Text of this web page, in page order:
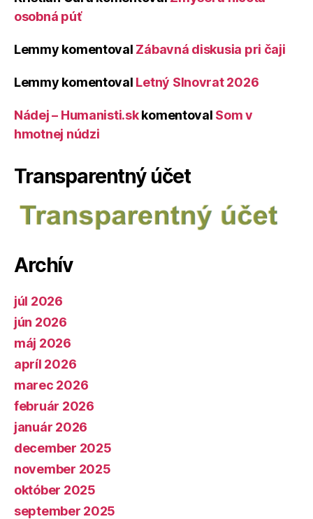
osobná púť
Lemmy komentoval Zábavná diskusia pri čaji
Lemmy komentoval Letný Slnovrat 2026
Nádej – Humanisti.skkomentoval Som v
hmotnej núdzi
Transparentný účet
Archív
júl 2026
jún 2026
máj 2026
apríl 2026
marec 2026
február 2026
január 2026
december 2025
november 2025
október 2025
september 2025